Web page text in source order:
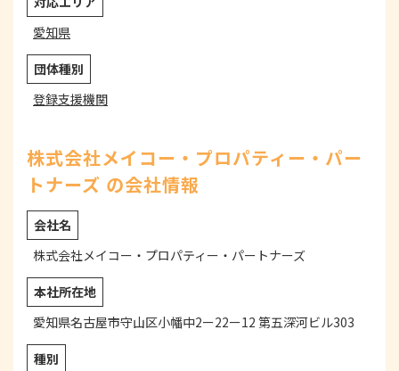
愛知県
団体種別
登録支援機関
株式会社メイコー・プロパティー・パー
トナーズ の会社情報
会社名
株式会社メイコー・プロパティー・パートナーズ
本社所在地
愛知県名古屋市守山区小幡中2ー22ー12 第五深河ビル303
種別